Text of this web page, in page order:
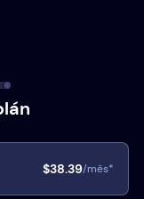
$38.39/měs*